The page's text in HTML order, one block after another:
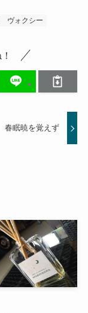
ヴォクシー
春眠暁を覚えず